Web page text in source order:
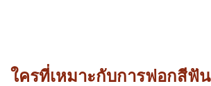
ใครที่เหมาะกับการฟอกสีฟัน